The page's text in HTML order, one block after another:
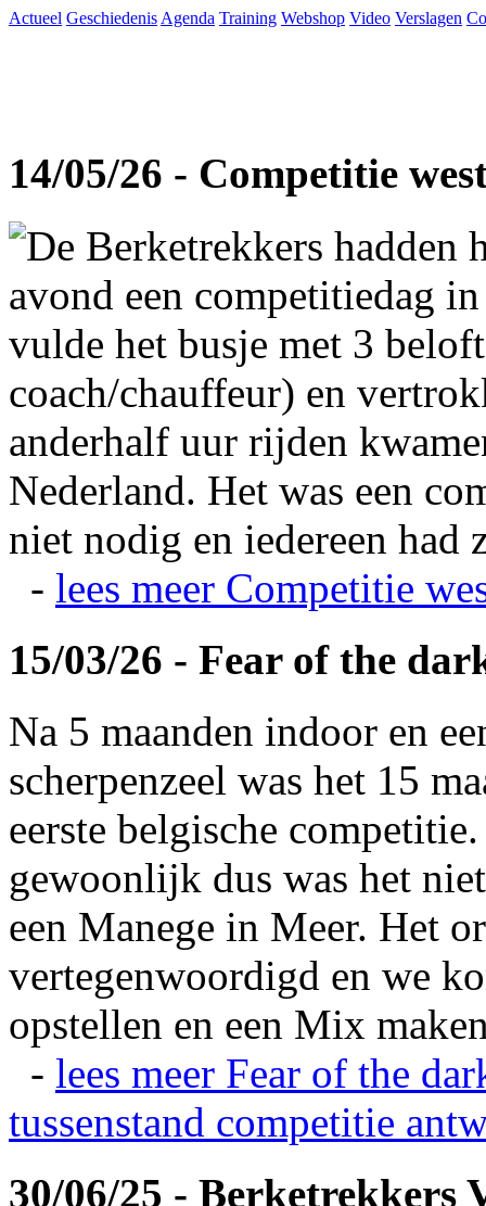
Actueel Geschiedenis Agenda Training Webshop Video Verslagen
14/05/26 - Competitie
De Berketrekkers hadden
avond een competitiedag
vulde het busje met 3
coach/chauffeur) en
anderhalf uur rijden
Nederland. Het was een
niet nodig en iedereen
- lees meer Competitie
15/03/26 - Fear of the
Na 5 maanden indoor en
scherpenzeel was het 15
eerste belgische
gewoonlijk dus was het
een Manege in Meer. Het
vertegenwoordigd en we
opstellen en een Mix
- lees meer Fear of the
tussenstand competitie
30/06/25 - Berketrekkers